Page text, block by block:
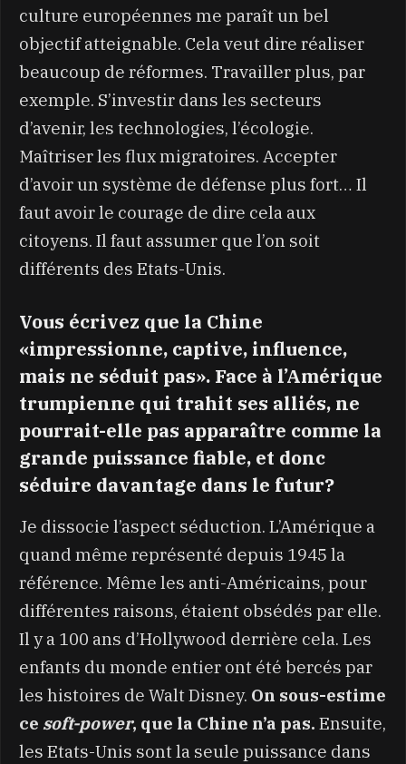
culture européennes me paraît un bel
objectif atteignable. Cela veut dire réaliser
beaucoup de réformes. Travailler plus, par
exemple. S’investir dans les secteurs
d’avenir, les technologies, l’écologie.
Maîtriser les flux migratoires. Accepter
d’avoir un système de défense plus fort… Il
faut avoir le courage de dire cela aux
citoyens. Il faut assumer que l’on soit
différents des Etats-Unis.
Vous écrivez que la Chine
«impressionne, captive, influence,
mais ne séduit pas». Face à l’Amérique
trumpienne qui trahit ses alliés, ne
pourrait-elle pas apparaître comme la
grande puissance fiable, et donc
séduire davantage dans le futur?
Je dissocie l’aspect séduction. L’Amérique a
quand même représenté depuis 1945 la
référence. Même les anti-Américains, pour
différentes raisons, étaient obsédés par elle.
Il y a 100 ans d’Hollywood derrière cela. Les
enfants du monde entier ont été bercés par
les histoires de Walt Disney. On sous-estime
ce soft-power, que la Chine n’a pas. Ensuite,
les Etats-Unis sont la seule puissance dans